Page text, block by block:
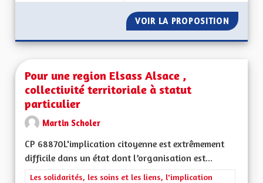
VOIR LA PROPOSITION
Pour une region Elsass Alsace ,
collectivité territoriale à statut
particulier
Martin Scholer
CP 68870L'implication citoyenne est extrêmement
difficile dans un état dont l’organisation est...
Filtrer les résultats de la catégorie : Les solidarités, les soins
Les solidarités, les soins et les liens, l'implication